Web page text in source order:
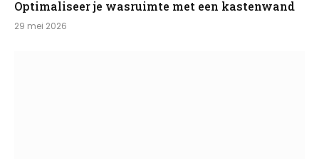
Optimaliseer je wasruimte met een kastenwand
29 mei 2026